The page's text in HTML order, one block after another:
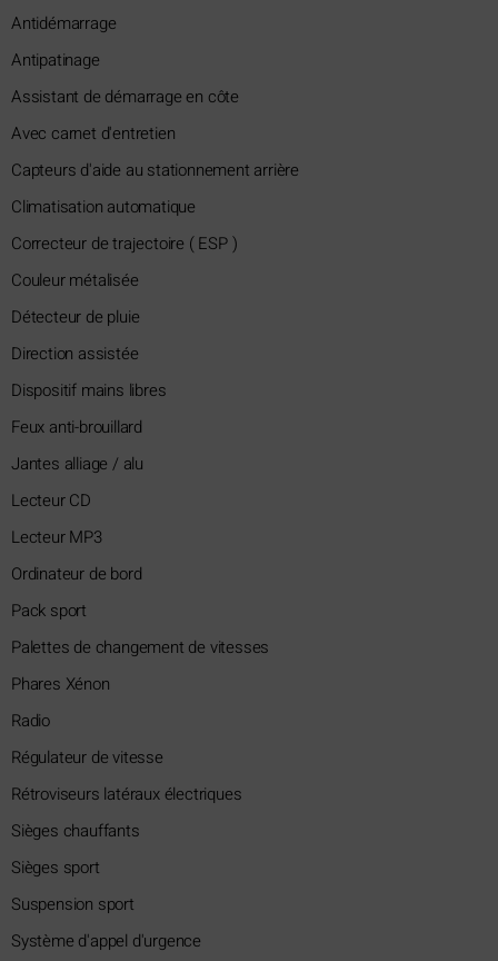
Antidémarrage
Antipatinage
Assistant de démarrage en côte
Avec carnet d'entretien
Capteurs d'aide au stationnement arrière
Climatisation automatique
Correcteur de trajectoire ( ESP )
Couleur métalisée
Détecteur de pluie
Direction assistée
Dispositif mains libres
Feux anti-brouillard
Jantes alliage / alu
Lecteur CD
Lecteur MP3
Ordinateur de bord
Pack sport
Palettes de changement de vitesses
Phares Xénon
Radio
Régulateur de vitesse
Rétroviseurs latéraux électriques
Sièges chauffants
Sièges sport
Suspension sport
Système d'appel d'urgence